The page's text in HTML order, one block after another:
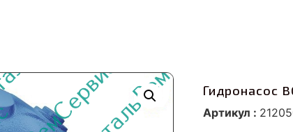
Гидронасос
Артикул :